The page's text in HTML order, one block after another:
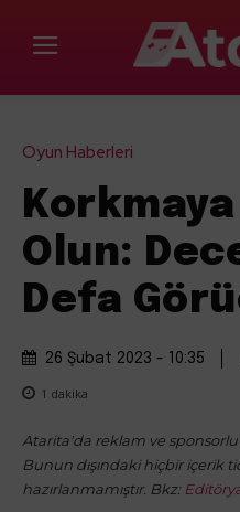
Oyun Haberleri
Korkmaya
Olun:
Defa
26 Şubat 2023 - 10:35
1 dakika
Atarita'da reklam ve
Bunun dışındaki hiçbir içerik
hazırlanmamıştır. Bkz: